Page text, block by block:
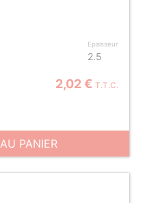
Epaisseur
2.5
2,02 € T.T.C.
PANIER